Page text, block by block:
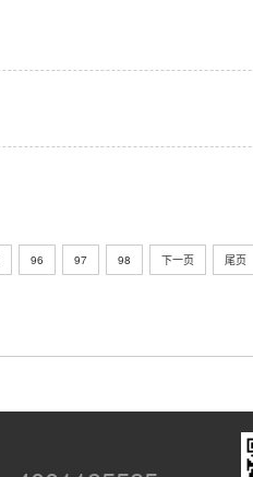
96 97 98 下一页 尾页